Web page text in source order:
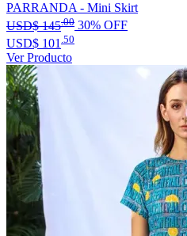
PARRANDA - Mini Skirt
USD$145.00 30% OFF
USD$ 101 .50
Ver Producto